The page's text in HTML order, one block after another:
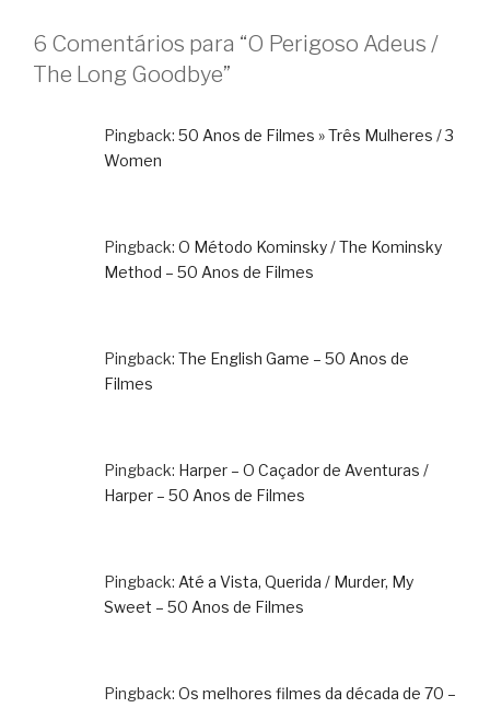
6 Comentários para “O Perigoso Adeus /
The Long Goodbye”
Pingback: 50 Anos de Filmes » Três Mulheres / 3
Women
Pingback: O Método Kominsky / The Kominsky
Method – 50 Anos de Filmes
Pingback: The English Game – 50 Anos de
Filmes
Pingback: Harper – O Caçador de Aventuras /
Harper – 50 Anos de Filmes
Pingback: Até a Vista, Querida / Murder, My
Sweet – 50 Anos de Filmes
Pingback: Os melhores filmes da década de 70 –